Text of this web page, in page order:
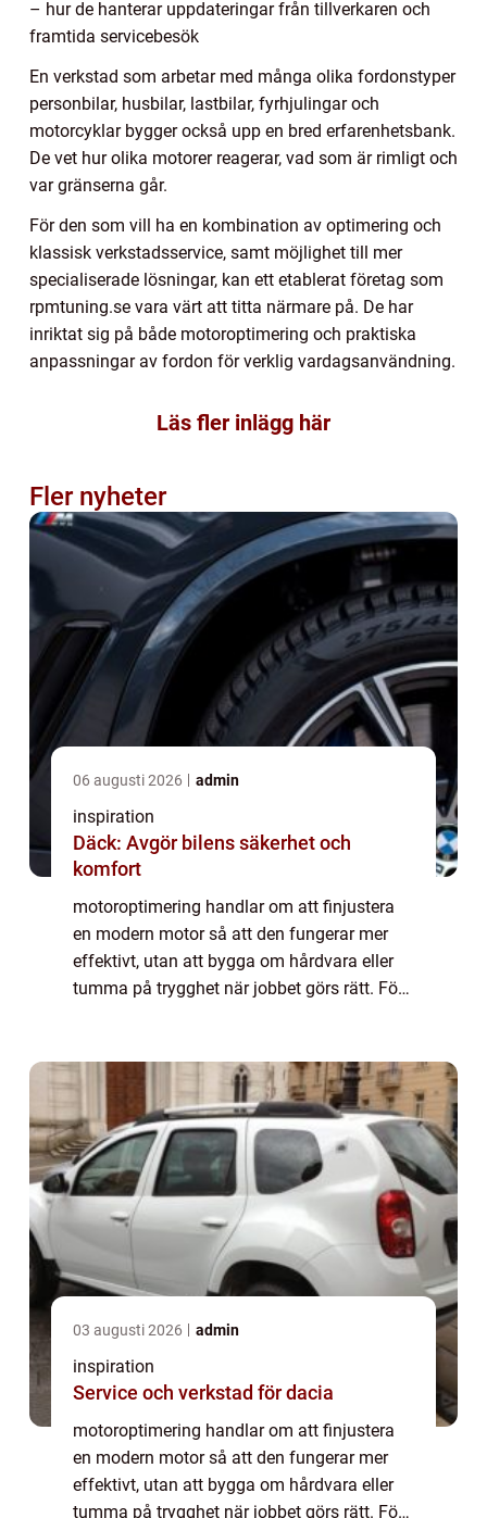
– hur de hanterar uppdateringar från tillverkaren och
framtida servicebesök
En verkstad som arbetar med många olika fordonstyper
personbilar, husbilar, lastbilar, fyrhjulingar och
motorcyklar bygger också upp en bred erfarenhetsbank.
De vet hur olika motorer reagerar, vad som är rimligt och
var gränserna går.
För den som vill ha en kombination av optimering och
klassisk verkstadsservice, samt möjlighet till mer
specialiserade lösningar, kan ett etablerat företag som
rpmtuning.se vara värt att titta närmare på. De har
inriktat sig på både motoroptimering och praktiska
anpassningar av fordon för verklig vardagsanvändning.
Läs fler inlägg här
Fler nyheter
06 augusti 2026 admin
inspiration
Däck: Avgör bilens säkerhet och
komfort
motoroptimering handlar om att finjustera
en modern motor så att den fungerar mer
effektivt, utan att bygga om hårdvara eller
tumma på trygghet när jobbet görs rätt. För
03 augusti 2026 admin
inspiration
Service och verkstad för dacia
motoroptimering handlar om att finjustera
en modern motor så att den fungerar mer
effektivt, utan att bygga om hårdvara eller
tumma på trygghet när jobbet görs rätt. För